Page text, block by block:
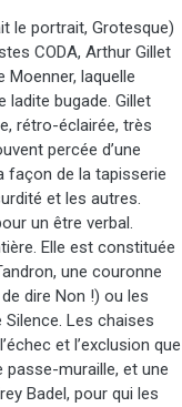
le portrait, Grotesque)
CODA, Arthur Gillet
Moenner, laquelle
ladite bugade. Gillet
rétro-éclairée, très
percée d’une
façon de la tapisserie
et les autres.
un être verbal.
Elle est constituée
une couronne
dire Non !) ou les
Les chaises
et l’exclusion que
muraille, et une
Badel, pour qui les